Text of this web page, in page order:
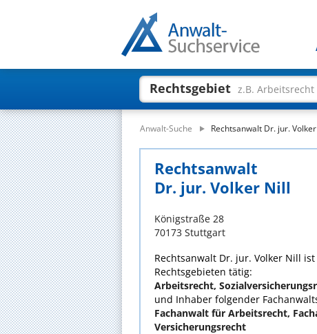
Rechtsgebiet z.B. Arbeitsrecht
Anwalt-Suche Rechtsanwalt Dr. jur.
Rechtsanwalt
Dr. jur. Volker Nill
Königstraße 28
70173 Stuttgart
Rechtsanwalt Dr. jur. Volker Nill
Rechtsgebieten tätig:
Arbeitsrecht,
und Inhaber folgender
Fachanwalt für Arbeitsrecht,
Versicherungsrecht